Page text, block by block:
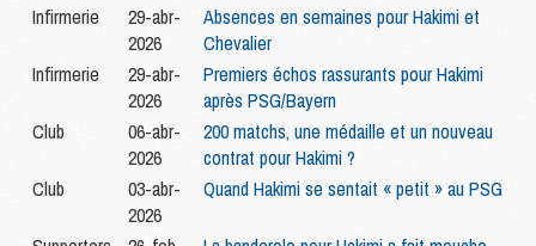
Infirmerie
29-abr-
2026
Absences en semaines pour Hakimi et
Chevalier
Infirmerie
29-abr-
2026
Premiers échos rassurants pour Hakimi
après PSG/Bayern
Club
06-abr-
2026
200 matchs, une médaille et un nouveau
contrat pour Hakimi ?
Club
03-abr-
2026
Quand Hakimi se sentait « petit » au PSG